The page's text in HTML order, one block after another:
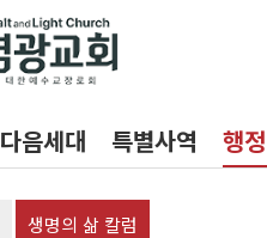
다음세대 특별사역 행
생명의 삶 칼럼